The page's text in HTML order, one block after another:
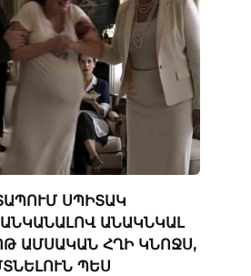
ՍՊԻՏԱԿ
ԱՆԱԿՆԿԱԼ
ԱՄՍԱԿԱՆ ՀՂԻ ԿՆՈՋՍ,
ՊԵՍ